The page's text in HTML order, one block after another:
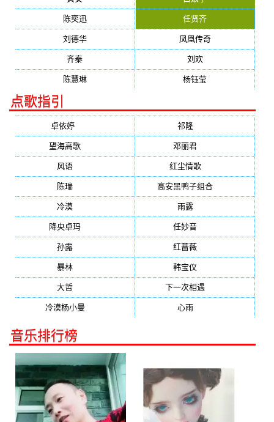
陈奕迅 任贤齐
刘德华 凤凰传奇
齐秦 刘欢
陈慧琳 杨钰莹
点歌指引
卓依婷 祁隆(647)
望海高歌 邓丽君
风语 红尘情歌(472)
陈瑞 高安黑鸭子组合
冷漠 雨露(350)
降央卓玛 任妙音
孙露 红蔷薇
暴林 韩宝仪
大哲 下一次相遇
冷漠杨小曼 心雨(232)
音乐排行榜